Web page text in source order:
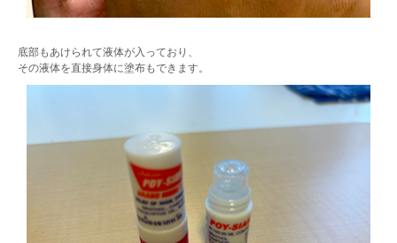
底部もあけられて液体が入っており、
その液体を直接身体に塗布もできます。